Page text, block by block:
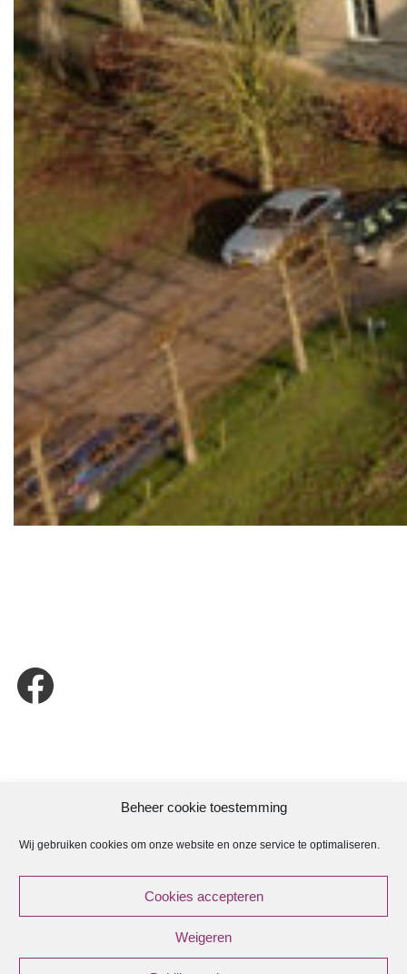
Beheer cookie toestemming
Wij gebruiken cookies om onze website en onze service te optimaliseren.
Cookies accepteren
Weigeren
ANBI
ANBI Contactgegevens